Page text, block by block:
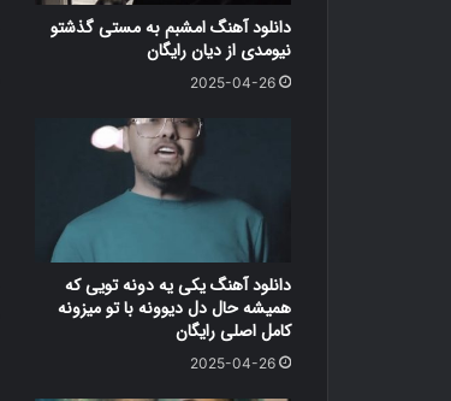
دانلود آهنگ امشبم به مستی گذشتو
نیومدی از دیان رایگان
2025-04-26
دانلود آهنگ یکی یه دونه تویی که
همیشه حال دل دیوونه با تو میزونه
کامل اصلی رایگان
2025-04-26